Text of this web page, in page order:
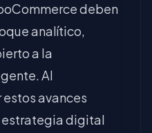
deben
analítico,
a la
Al
avances
estrategia digital